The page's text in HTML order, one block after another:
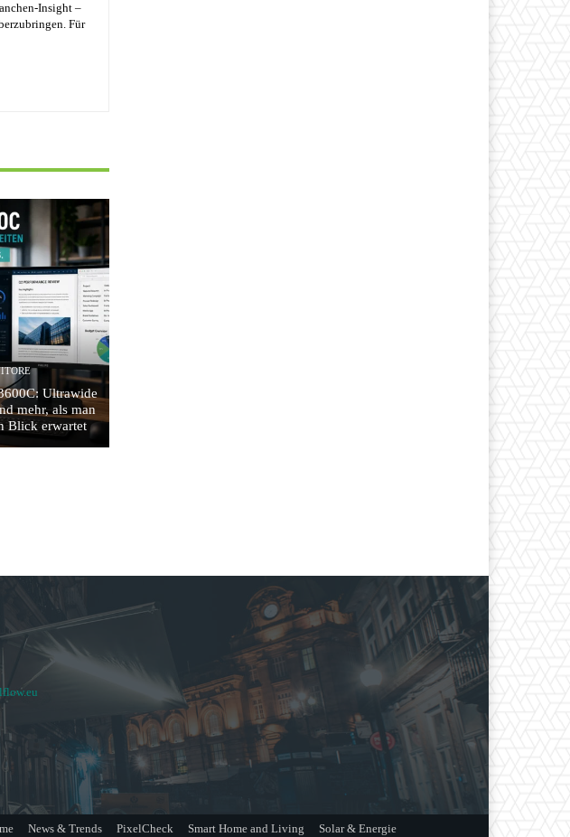
Insight –
Für
Ultrawide
mehr, als man
Blick erwartet
News & Trends PixelCheck Smart Home and Living
Solar & Energie